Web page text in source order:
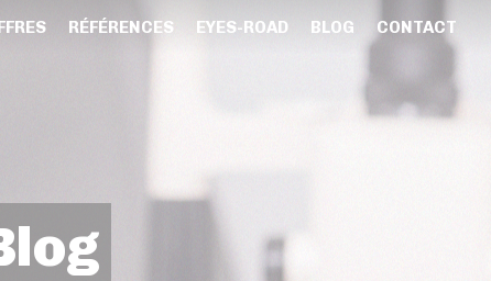
RÉFÉRENCES EYES-ROAD BLOG CONTACT